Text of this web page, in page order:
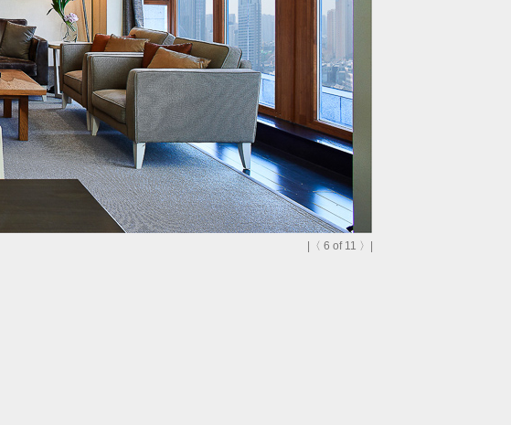
〈 6 of 11 〉